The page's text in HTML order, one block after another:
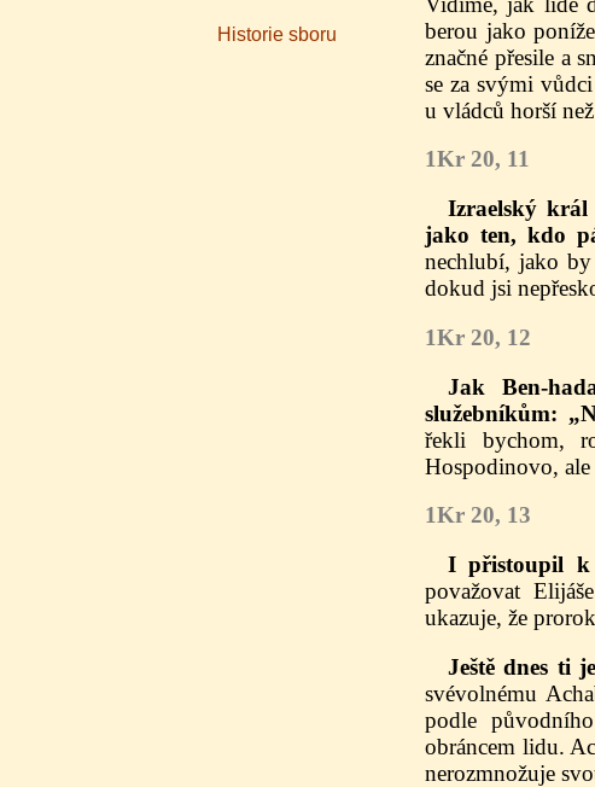
Historie sboru
berou jako
značné přesile a
se za svými
u vládců horší
1Kr 20, 11
Izraelský král
jako ten, kdo
nechlubí, jako
dokud jsi
1Kr 20, 12
Jak Ben-
služebníkům:
řekli bychom,
Hospodinovo, ale
1Kr 20, 13
I přistoupil k
považovat
ukazuje, že
Ještě dnes ti
svévolnému
podle
obráncem lidu.
nerozmnožuje